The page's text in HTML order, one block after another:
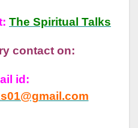
The Spiritual Talks
contact on:
id: